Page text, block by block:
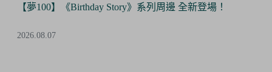
【夢100】《Birthday Story》系列周邊 全新登場！
2026.08.07